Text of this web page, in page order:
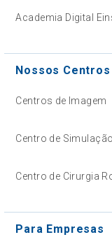
Academia Digital
Nossos Centros
Centros de Imagem
Centro de
Centro de Cirurgia
Para Empresas